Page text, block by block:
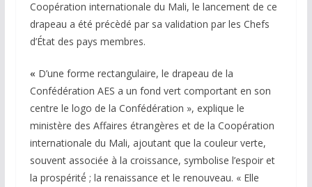
Coopération internationale du Mali, le lancement de ce
drapeau a été précèdé par sa validation par les Chefs
d’État des pays membres.
« D’une forme rectangulaire, le drapeau de la
Confédération AES a un fond vert comportant en son
centre le logo de la Confédération », explique le
ministère des Affaires étrangères et de la Coopération
internationale du Mali, ajoutant que la couleur verte,
souvent associée à la croissance, symbolise l’espoir et
la prospérité́ ; la renaissance et le renouveau. « Elle